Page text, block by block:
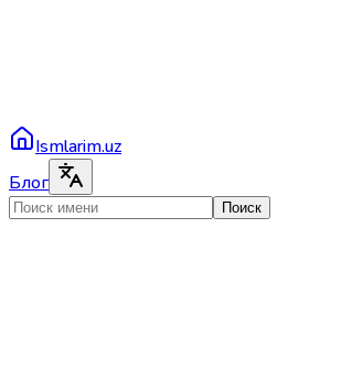
Ismlarim.uz
Блог
Поиск